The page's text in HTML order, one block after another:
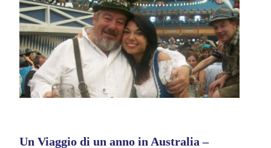
Un Viaggio di un anno in Australia –